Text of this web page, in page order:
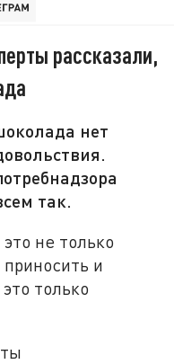
рассказали,
нет
так.
не только
и
только